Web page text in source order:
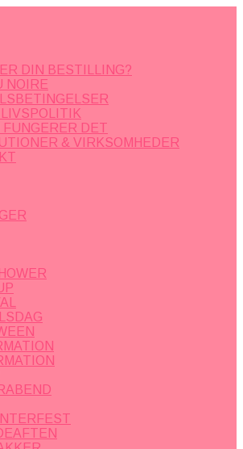
DIN BESTILLING?
NOIRE
DET
& VIRKSOMHEDER